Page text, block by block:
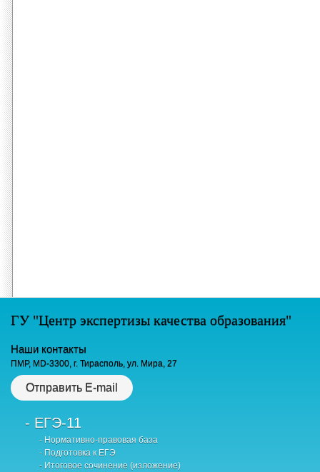
ГУ "Центр экспертизы качества образования"
Наши контакты
ПМР, MD-3300, г. Тирасполь, ул. Мира, 27
Отправить E-mail
- ЕГЭ-11
- Нормативно-правовая база
- Подготовка к ЕГЭ
- Итоговое сочинение (изложение)